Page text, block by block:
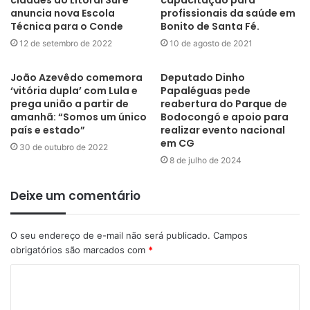
Federal de Campina Grande, com estágio de pesquisa
realizado junto à Universidade de Salamanca/Espanha, sendo
atualmente doutorando em Direito da Cidade pela Universidade
É autor dos livros “Competência Administrativa Ambiental;
Fiscalização, Sanções e Licenciamento Ambiental na Lei
Complementar 140/2011Aspectos” (Lumen Juris, 2020);
“Licenciamento Ambiental: Aspectos Teóricos e Práticos” (7. Ed.
“Direito Ambiental: Tópicos Especiais” (UFPB 2007); além dos
Pessoa e membro do Conselho de Proteção Ambiental do
Estado da Paraíba.
anuncia nova Escola
Técnica para o Conde
12 de setembro de 2022
profissionais da saúde em
Bonito de Santa Fé.
10 de agosto de 2021
João Azevêdo comemora
‘vitória dupla’ com Lula e
prega união a partir de
amanhã: “Somos um único
país e estado”
30 de outubro de 2022
Deputado Dinho
Papaléguas pede
reabertura do Parque de
Bodocongó e apoio para
realizar evento nacional
em CG
8 de julho de 2024
Deixe um comentário
O seu endereço de e-mail não será publicado. Campos
obrigatórios são marcados com *